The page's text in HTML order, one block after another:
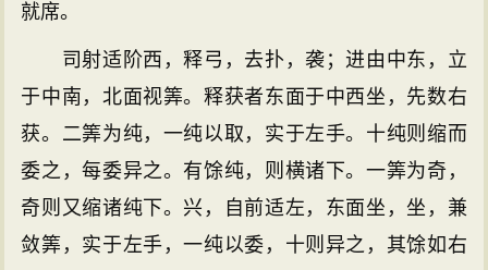
就席。
司射适阶西，释弓，去扑，袭；进由中东，立
于中南，北面视筭。释获者东面于中西坐，先数右
获。二筭为纯，一纯以取，实于左手。十纯则缩而
委之，每委异之。有馀纯，则横诸下。一筭为奇，
奇则又缩诸纯下。兴，自前适左，东面坐，坐，兼
敛筭，实于左手，一纯以委，十则异之，其馀如右